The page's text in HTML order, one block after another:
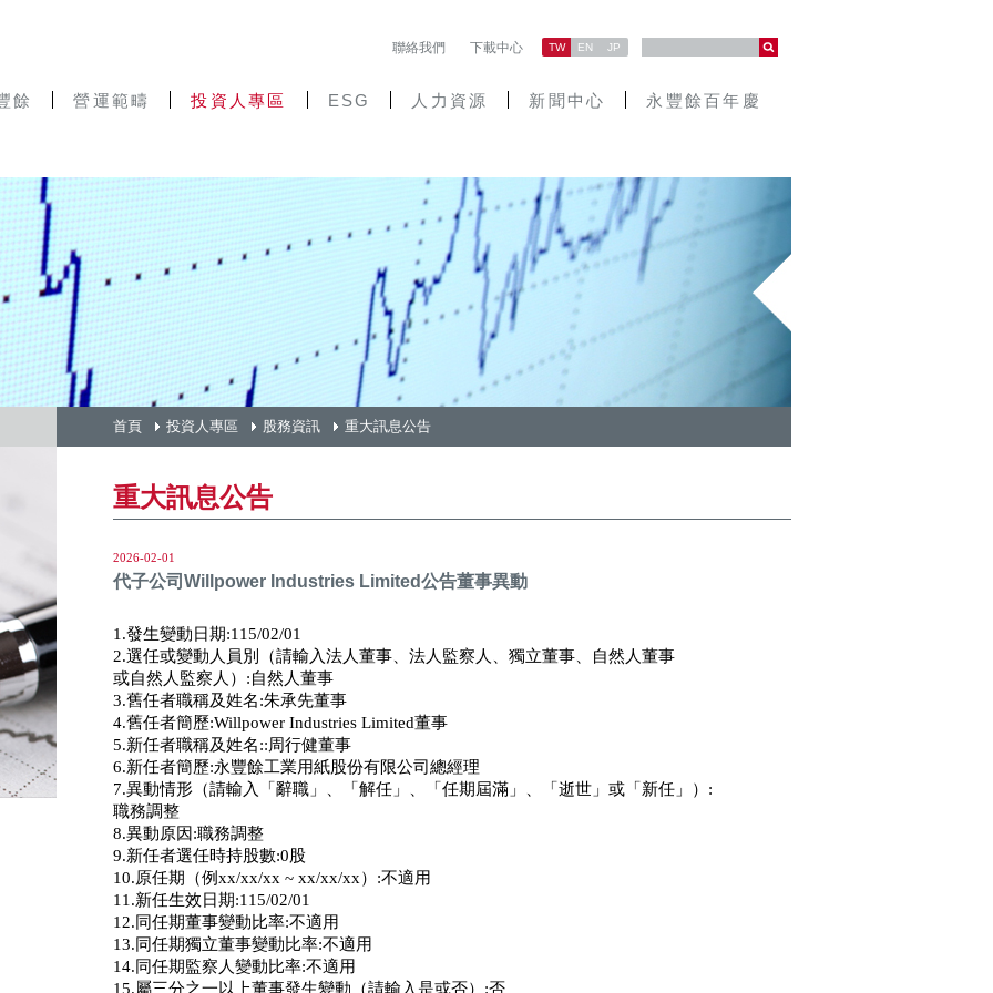
TW EN JP
下載中心
聯絡我們
餘 營運範疇 投資人專區 ESG 人力資源 新聞中心 永豐餘百年慶
首頁 投資人專區 股務資訊 重大訊息公告
重大訊息公告
2026-02-01
代子公司Willpower Industries Limited公告董事異動
1.發生變動日期:115/02/01
2.選任或變動人員別（請輸入法人董事、法人監察人、獨立董事、自然人董事
或自然人監察人）:自然人董事
3.舊任者職稱及姓名:朱承先董事
4.舊任者簡歷:Willpower Industries Limited董事
5.新任者職稱及姓名::周行健董事
6.新任者簡歷:永豐餘工業用紙股份有限公司總經理
7.異動情形（請輸入「辭職」、「解任」、「任期屆滿」、「逝世」或「新任」）:
職務調整
8.異動原因:職務調整
9.新任者選任時持股數:0股
10.原任期（例xx/xx/xx ~ xx/xx/xx）:不適用
11.新任生效日期:115/02/01
12.同任期董事變動比率:不適用
13.同任期獨立董事變動比率:不適用
14.同任期監察人變動比率:不適用
15.屬三分之一以上董事發生變動（請輸入是或否）:否